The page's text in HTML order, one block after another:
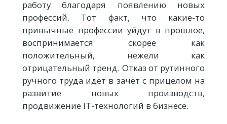
работу благодаря появлению новых
профессий. Тот факт, что какие-то
привычные профессии уйдут в прошлое,
воспринимается скорее как
положительный, нежели как
отрицательный тренд. Отказ от рутинного
ручного труда идёт в зачёт с прицелом на
развитие новых производств,
продвижение IT-технологий в бизнесе.